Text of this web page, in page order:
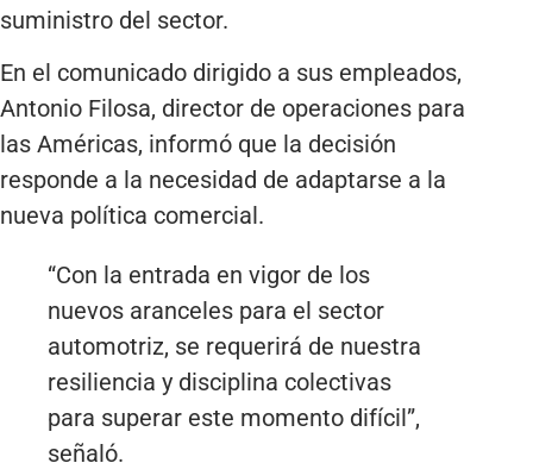
suministro del sector.
En el comunicado dirigido a sus empleados,
Antonio Filosa, director de operaciones para
las Américas, informó que la decisión
responde a la necesidad de adaptarse a la
nueva política comercial.
“Con la entrada en vigor de los
nuevos aranceles para el sector
automotriz, se requerirá de nuestra
resiliencia y disciplina colectivas
para superar este momento difícil”,
señaló.